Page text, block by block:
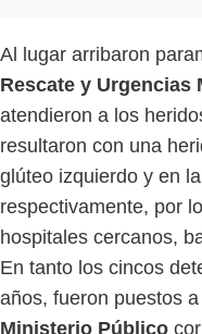
Al lugar arribaron
Rescate y Urgencias
atendieron a los
resultaron con una
glúteo izquierdo y en
respectivamente, por
hospitales cercanos,
En tanto los cincos
años, fueron puestos
Ministerio Público